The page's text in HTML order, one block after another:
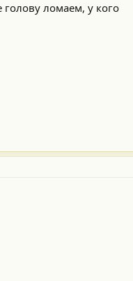
голову ломаем, у кого